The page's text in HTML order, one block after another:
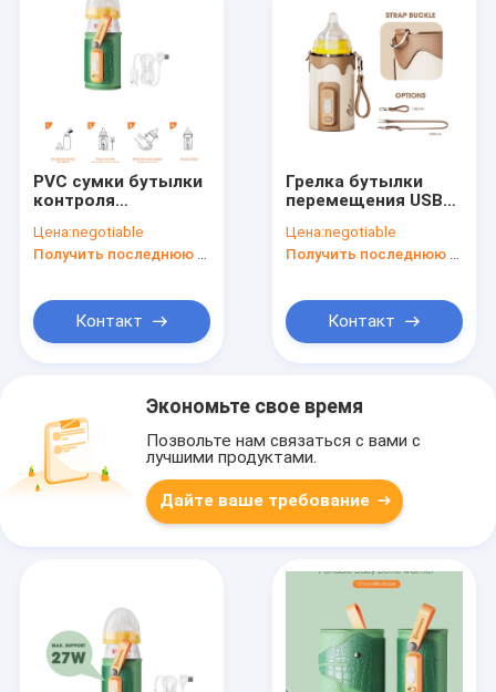
PVC сумки бутылки
контроля
грудного молока
более теплый
Цена:negotiable
Контакт
Грелка бутылки
перемещения USB
нагревая для
питаться младенца
Цена:negotiable
Контакт
Экономьте свое время
Позвольте нам связаться с вами с
лучшими продуктами.
Дайте ваше требование